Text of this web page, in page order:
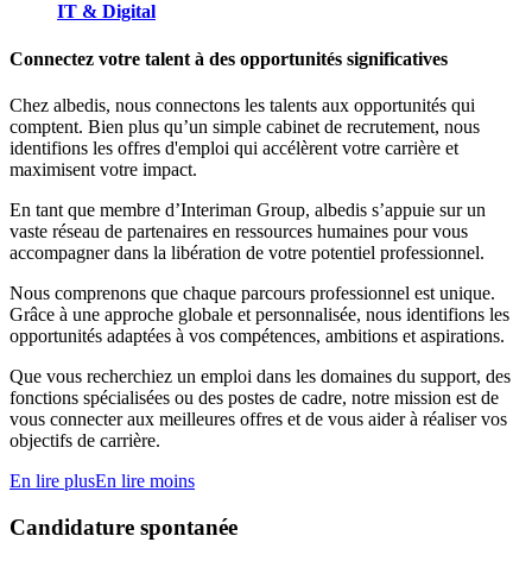
IT & Digital
Connectez votre talent à des opportunités significatives
Chez albedis, nous connectons les talents aux opportunités qui
comptent. Bien plus qu’un simple cabinet de recrutement, nous
identifions les offres d'emploi qui accélèrent votre carrière et
maximisent votre impact.
En tant que membre d’Interiman Group, albedis s’appuie sur un
vaste réseau de partenaires en ressources humaines pour vous
accompagner dans la libération de votre potentiel professionnel.
Nous comprenons que chaque parcours professionnel est unique.
Grâce à une approche globale et personnalisée, nous identifions les
opportunités adaptées à vos compétences, ambitions et aspirations.
Que vous recherchiez un emploi dans les domaines du support, des
fonctions spécialisées ou des postes de cadre, notre mission est de
vous connecter aux meilleures offres et de vous aider à réaliser vos
objectifs de carrière.
En lire plusEn lire moins
Candidature spontanée